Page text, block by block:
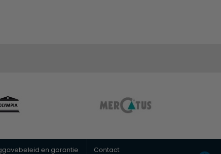
en garantie Contact